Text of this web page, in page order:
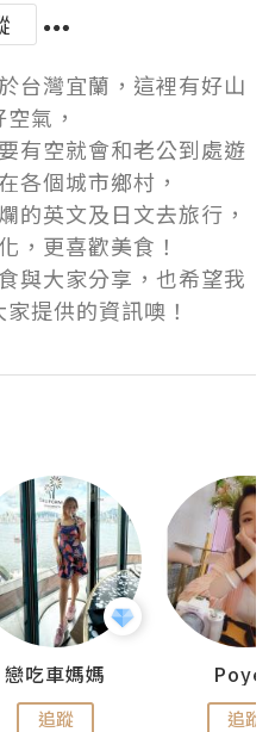
台灣宜蘭，這裡有好山
氣，
有空就會和老公到處遊
各個城市鄉村，
的英文及日文去旅行，
，更喜歡美食！
與大家分享，也希望我
提供的資訊噢！
戀吃車媽媽
追蹤 追蹤